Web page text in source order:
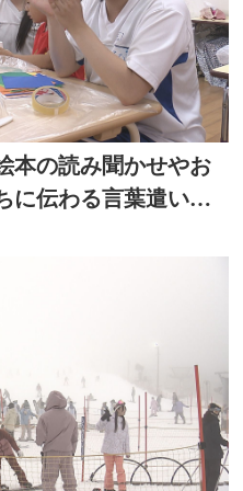
の読み聞かせやお
に伝わる言葉遣いが